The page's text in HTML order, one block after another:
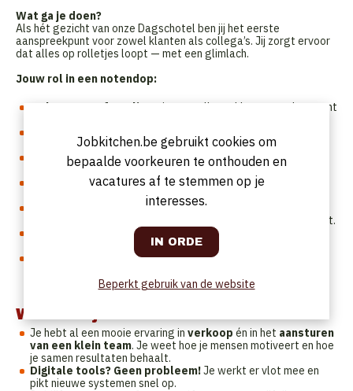
Wat ga je doen?
Als hét gezicht van onze Dagschotel ben jij het eerste
aanspreekpunt voor zowel klanten als collega’s. Jij zorgt ervoor
dat alles op rolletjes loopt — met een glimlach.
Jouw rol in een notendop:
Je bent onze frontliner
: je verwelkomt klanten, ondersteunt
bestel- en betaalsysteem, de webshop én de routeplanner.
Je houdt de delivery in de gaten : jij zorgt dat bestellingen
correct, tijdig en kwaliteitsvol de deur uitgaan.
Je waakt over kwaliteit : op elk vlak en in elke stap van het
Je werkt in een stabiel uurrooster
dagenweek (10u – 19u30), met regelmatig een zaterdagshift.
Je stuurt een klein team aan
: je begeleidt en motiveert 2
tot 3 collega’s en zorgt voor een vlotte samenwerking.
Je houdt het overzicht: van bestellingen en leveringen tot
timemanagement is goud waard.
Wat kan je?
Je hebt al een mooie ervaring in verkoop én in het aansturen
van een klein team. Je weet hoe je mensen motiveert en hoe
je samen resultaten behaalt.
Digitale tools? Geen probleem!Je werkt er vlot mee en
pikt nieuwe systemen snel op.
Jobkitchen.be gebruikt cookies om
bepaalde voorkeuren te onthouden en
vacatures af te stemmen op je
interesses.
Beperkt gebruik van de website